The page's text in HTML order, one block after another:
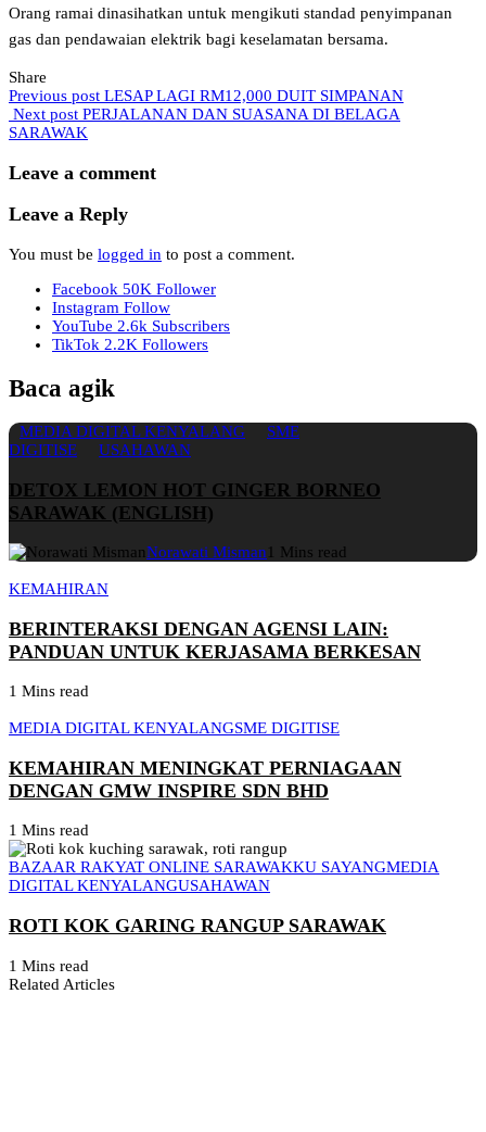
Orang ramai dinasihatkan untuk mengikuti standad penyimpanan
gas dan pendawaian elektrik bagi keselamatan bersama.
Share
Previous post LESAP LAGI RM12,000 DUIT SIMPANAN
Next post PERJALANAN DAN SUASANA DI BELAGA
SARAWAK
Leave a comment
Leave a Reply
You must be logged in to post a comment.
Facebook 50K Follower
Instagram Follow
YouTube 2.6k Subscribers
TikTok 2.2K Followers
Baca agik
MEDIA DIGITAL KENYALANG
SME
DIGITISE
USAHAWAN
DETOX LEMON HOT GINGER BORNEO
SARAWAK (ENGLISH)
Norawati Misman 1 Mins read
KEMAHIRAN
BERINTERAKSI DENGAN AGENSI LAIN:
PANDUAN UNTUK KERJASAMA BERKESAN
1 Mins read
MEDIA DIGITAL KENYALANGSME DIGITISE
KEMAHIRAN MENINGKAT PERNIAGAAN
DENGAN GMW INSPIRE SDN BHD
1 Mins read
BAZAAR RAKYAT ONLINE SARAWAKKU SAYANGMEDIA
DIGITAL KENYALANGUSAHAWAN
ROTI KOK GARING RANGUP SARAWAK
1 Mins read
Related Articles